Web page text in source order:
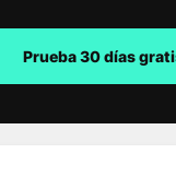
Prueba 30 días